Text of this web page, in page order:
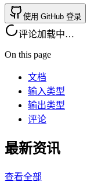
使用 GitHub 登录
评论加载中…
On this page
文档
输入类型
输出类型
评论
最新资讯
查看全部